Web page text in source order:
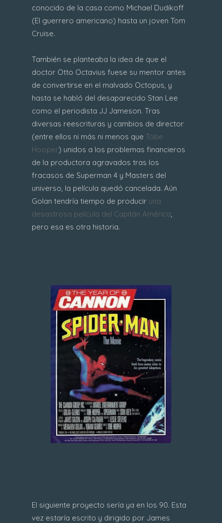
conocido de la casa como Michael Dudikoff
(El guerrero americano) hasta un joven Tom
Cruise.
También se planteaba la idea de que el
doctor Otto Octavius fuese su mentor antes
de convertirse en el malvado Octopus, y
hasta se habló del desaparecido Stan Lee
como el periodista JJ Jameson. Tras
diversas reescrituras y cambios de director
(entre ellos ni más ni menos que Tobe
Hooper) unidos a los problemas financieros
de la productora agravados tras los
fracasos de Superman 4 y Masters del
universo, la película quedó cancelada. Aún
Golan tendría tiempo de producir una
desastrosa película del Capitán América,
pero esa es otra historia.
El siguiente proyecto sería ya en los 90. Esta
vez estaría escrito y dirigido por James